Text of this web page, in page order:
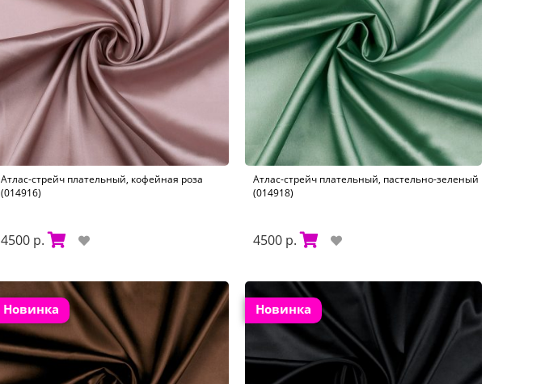
Атлас-стрейч плательный, кофейная роза
(014916)
4500 р.
Атлас-стрейч плательный, пастельно-зеленый
(014918)
4500 р.
Новинка Новинка